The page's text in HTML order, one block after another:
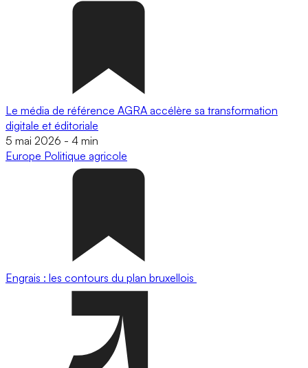
Le média de référence AGRA accélère sa transformation
digitale et éditoriale
5 mai 2026 - 4 min
Europe Politique agricole
Engrais : les contours du plan bruxellois